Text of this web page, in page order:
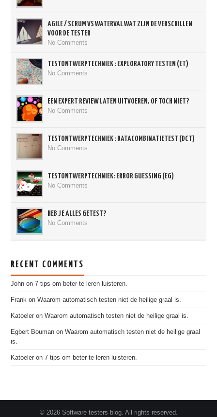
AGILE / SCRUM VS WATERVAL WAT ZIJN DE VERSCHILLEN
VOOR DE TESTER
No Comments
TESTONTWERPTECHNIEK : EXPLORATORY TESTEN (ET)
No Comments
EEN EXPERT REVIEW LATEN UITVOEREN, OF TOCH NIET?
No Comments
TESTONTWERPTECHNIEK : DATACOMBINATIETEST (DCT)
No Comments
TESTONTWERPTECHNIEK: ERROR GUESSING (EG)
No Comments
HEB JE ALLES GETEST?
No Comments
RECENT COMMENTS
John on7 tips om beter te leren luisteren.
Frank onWaarom automatisch testen niet de heilige graal is.
Katoeler onWaarom automatisch testen niet de heilige graal is.
Egbert Bouman onWaarom automatisch testen niet de heilige graal
is.
Katoeler on7 tips om beter te leren luisteren.
© 2026 Software testers blog. All rights reserved.